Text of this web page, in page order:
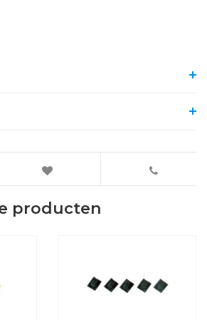
producten